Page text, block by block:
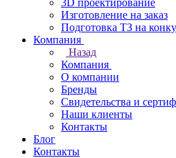
3D проектирование
Изготовление на заказ
Подготовка ТЗ на
Компания
Назад
Компания
О компании
Бренды
Свидетельства и
Наши клиенты
Контакты
Блог
Контакты